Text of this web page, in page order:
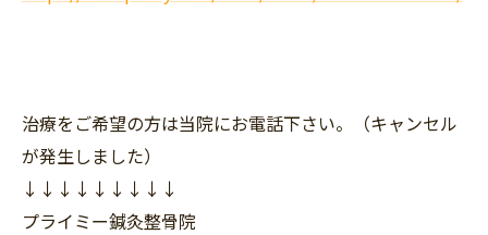
治療をご希望の方は当院にお電話下さい。（キャンセル
が発生しました）
↓↓↓↓↓↓↓↓↓
プライミー鍼灸整骨院